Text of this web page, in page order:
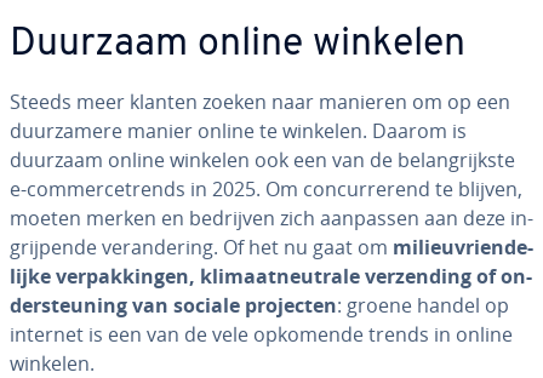
Duurzaam online winkelen
Steeds meer klanten zoeken naar manieren om op een
duur­za­me­re manier online te winkelen. Daarom is
duurzaam online winkelen ook een van de be­lang­rijk­ste
e-com­mer­ce­trends in 2025. Om con­cur­re­rend te blijven,
moeten merken en bedrijven zich aanpassen aan deze in­
grij­pen­de ver­an­de­ring. Of het nu gaat om mi­li­eu­vrien­de­
lij­ke ver­pak­kin­gen, kli­maat­neu­tra­le ver­zen­ding of on­
der­steu­ning van sociale projecten: groene handel op
internet is een van de vele opkomende trends in online
winkelen.